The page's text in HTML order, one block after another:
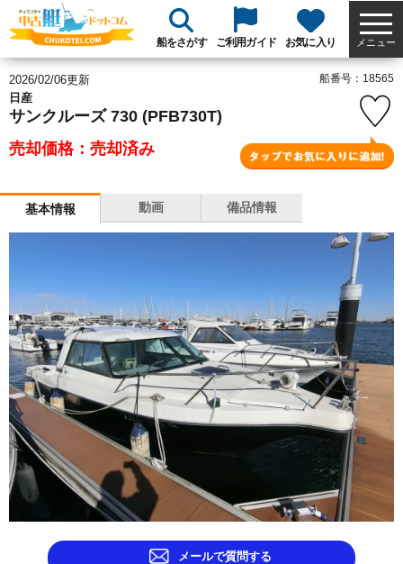
船をさがす ご利用ガイド お気に入り メニュー
2026/02/06更新
日産
サンクルーズ 730 (PFB730T)
売却価格：売却済み
船番号：18565
基本情報 動画 備品情報
メールで質問する